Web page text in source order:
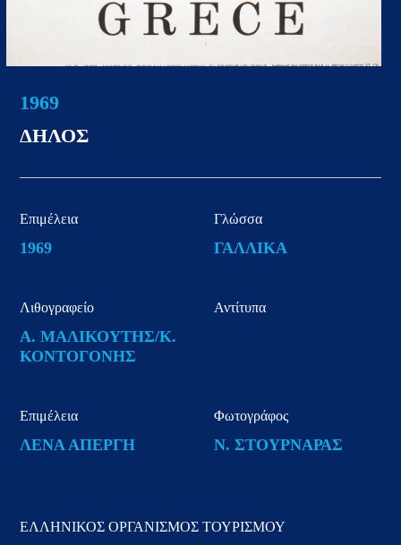
1969
ΔΗΛΟΣ
Επιμέλεια
1969
Γλώσσα
ΓΑΛΛΙΚΑ
Λιθογραφείο
Α. ΜΑΛΙΚΟΥΤΗΣ/Κ.
ΚΟΝΤΟΓΟΝΗΣ
Αντίτυπα
Επιμέλεια
ΛΕΝΑ ΑΠΕΡΓΗ
Φωτογράφος
Ν. ΣΤΟΥΡΝΑΡΑΣ
ΕΛΛΗΝΙΚΟΣ ΟΡΓΑΝΙΣΜΟΣ ΤΟΥΡΙΣΜΟΥ